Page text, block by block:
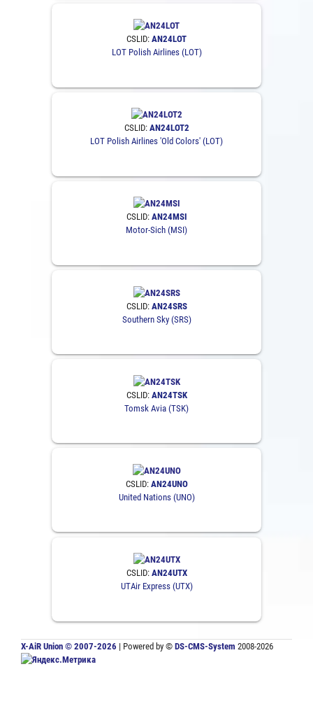
CSLID: AN24LOT
LOT Polish Airlines (LOT)
CSLID: AN24LOT2
LOT Polish Airlines 'Old Colors' (LOT)
CSLID: AN24MSI
Motor-Sich (MSI)
CSLID: AN24SRS
Southern Sky (SRS)
CSLID: AN24TSK
Tomsk Avia (TSK)
CSLID: AN24UNO
United Nations (UNO)
CSLID: AN24UTX
UTAir Express (UTX)
X-AiR Union © 2007-2026 | Powered by ©DS-CMS-System 2008-2026